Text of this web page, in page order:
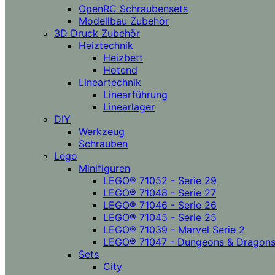
OpenRC Schraubensets
Modellbau Zubehör
3D Druck Zubehör
Heiztechnik
Heizbett
Hotend
Lineartechnik
Linearführung
Linearlager
DIY
Werkzeug
Schrauben
Lego
Minifiguren
LEGO® 71052 - Serie 29
LEGO® 71048 - Serie 27
LEGO® 71046 - Serie 26
LEGO® 71045 - Serie 25
LEGO® 71039 - Marvel Serie 2
LEGO® 71047 - Dungeons & Dragons
Sets
City